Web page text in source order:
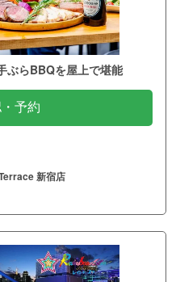
ぶらBBQを屋上で堪能
予約
新宿店